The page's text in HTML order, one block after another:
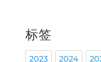
标签
2023 2024